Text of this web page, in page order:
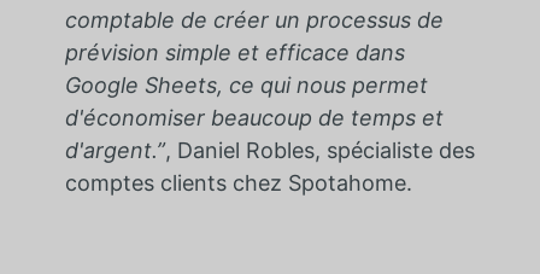
comptable de créer un processus de
prévision simple et efficace dans
Google Sheets, ce qui nous permet
d'économiser beaucoup de temps et
d'argent.”, Daniel Robles, spécialiste des
comptes clients chez Spotahome.